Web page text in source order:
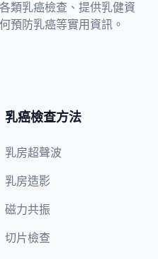
類乳癌檢查、提供乳健資
預防乳癌等實用資訊。
乳癌檢查方法
乳房超聲波
乳房造影
磁力共振
切片檢查